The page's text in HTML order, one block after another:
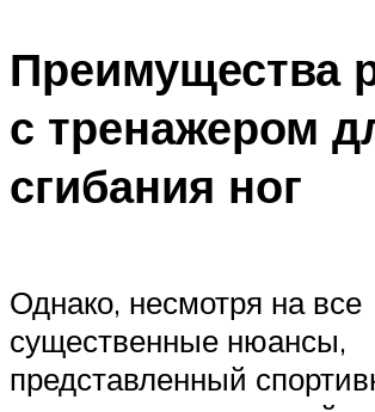
Преимущества
с тренажером
сгибания ног
Однако, несмотря на все
существенные нюансы,
представленный